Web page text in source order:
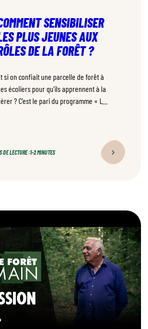
SENSIBILISER
PLUS JEUNES AUX
DE LA FORÊT ?
si on confiait une parcelle de forêt à
écoliers pour qu’ils apprennent à la
? C’est le pari du programme « La
DE LECTURE :1–2 MINUTES